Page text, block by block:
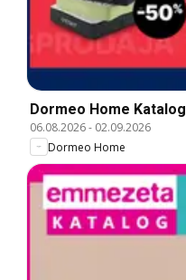
Dormeo Home Katalog
06.08.2026- 02.09.2026
Dormeo Home